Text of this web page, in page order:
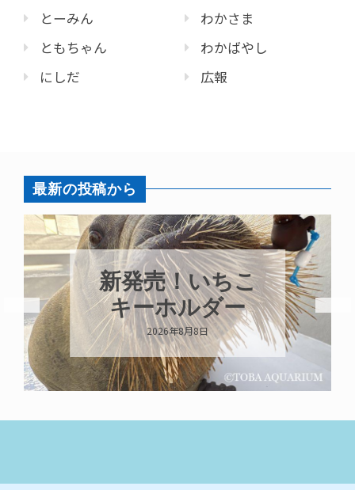
とーみん
ともちゃん
にしだ
わかさま
わかばやし
広報
最新の投稿から
パラオオウム
ガイが交接して
います
2026年8月7日